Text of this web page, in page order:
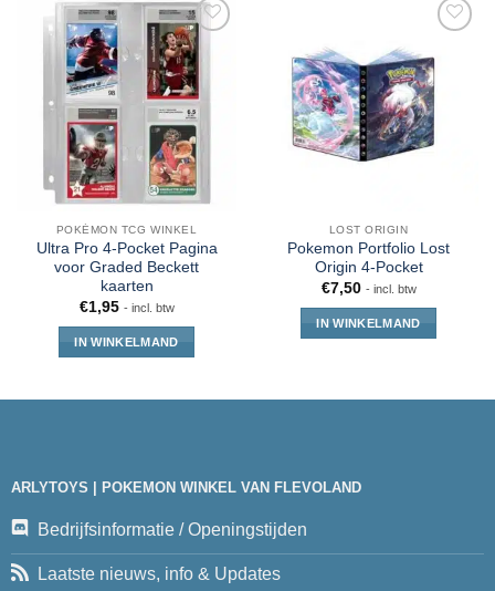
POKÉMON TCG WINKEL
Ultra Pro 4-Pocket Pagina
voor Graded Beckett
kaarten
€1,95 - incl. btw
IN WINKELMAND
LOST ORIGIN
Pokemon Portfolio Lost
Origin 4-Pocket
€7,50 - incl. btw
IN WINKELMAND
ARLYTOYS | POKEMON WINKEL VAN FLEVOLAND
Bedrijfsinformatie / Openingstijden
Laatste nieuws, info & Updates